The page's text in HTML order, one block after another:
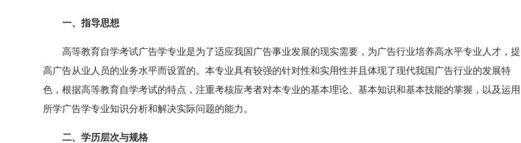
一、指导思想
高等教育自学考试广告学专业是为了适应我国广告事业发展的现实需要，为广告行业培养高水平专业人才，提
高广告从业人员的业务水平而设置的。本专业具有较强的针对性和实用性并且体现了现代我国广告行业的发展特
色，根据高等教育自学考试的特点，注重考核应考者对本专业的基本理论、基本知识和基本技能的掌握，以及运用
所学广告学专业知识分析和解决实际问题的能力。
二、学历层次与规格